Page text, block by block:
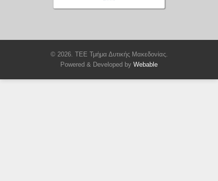
© 2026. ΤΕΕ Τμήμα Δυτικής Μακεδονίας.
Powered & Developed by Webable